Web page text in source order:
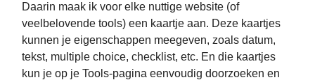
Daarin maak ik voor elke nuttige website (of
veelbelovende tools) een kaartje aan. Deze kaartjes
kunnen je eigenschappen meegeven, zoals datum,
tekst, multiple choice, checklist, etc. En die kaartjes
kun je op je Tools-pagina eenvoudig doorzoeken en